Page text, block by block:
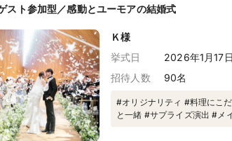
スト参加型／感動とユーモアの結婚式
Ｋ様
挙式日
2026年1月17
招待人数
90名
#オリジナリティ #料理にこ
と一緒 #サプライズ演出 #